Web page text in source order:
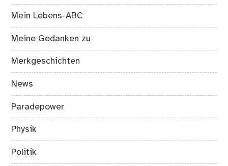
Mein Lebens-ABC
Meine Gedanken zu
Merkgeschichten
News
Paradepower
Physik
Politik